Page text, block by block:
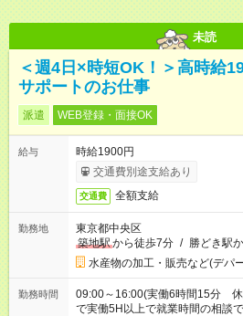
未読
＜週4日×時短OK！＞高時給
サポートのお仕事
派遣 WEB登録・面接OK
給与
時給1900円
交通費別途支給あり
交通費 全額支給
勤務地
東京都中央区
築地駅から徒歩7分 / 勝どき駅
水産物の加工・販売など(デパ
勤務時間
09:00～16:00(実働6時間15分
で実働5H以上で就業時間の相談で